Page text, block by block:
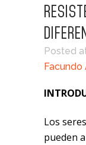
Posted
Facundo
Los
pueden